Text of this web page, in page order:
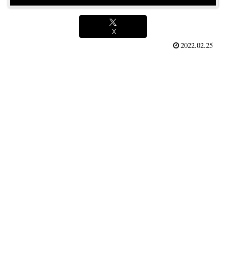
X
2022.02.25